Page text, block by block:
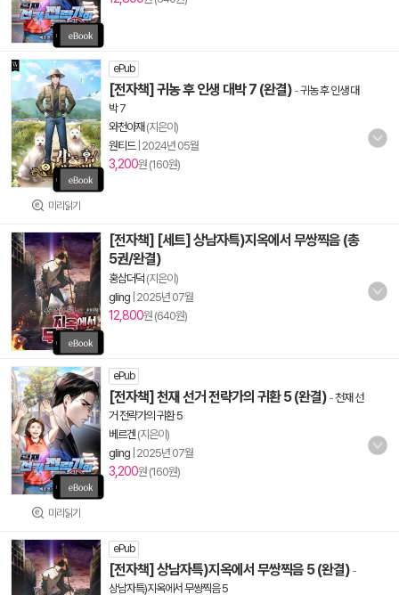
미리읽기
ePub
[전자책] 귀농 후 인생 대박 7 (완결) -귀농 후 인생 대
박 7
와천아재 (지은이)
원티드| 2024년 05월
3,200원 (160원)
[전자책] [세트] 상남자특)지옥에서 무쌍찍음 (총
5권/완결)
홍삼더덕 (지은이)
gling 2025년 07월
12,800원 (640원)
미리읽기
ePub
[전자책] 천재 선거 전략가의 귀환 5 (완결) -천재 선
거 전략가의 귀환 5
베르겐 (지은이)
gling 2025년 07월
3,200원 (160원)
ePub
[전자책] 상남자특)지옥에서 무쌍찍음 5 (완결) -
상남자특)지옥에서 무쌍찍음 5